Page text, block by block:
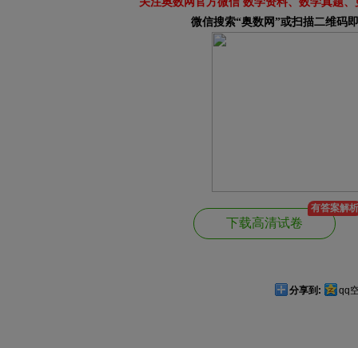
微信搜索“奥数网”或扫描二维码
下载高清试卷
有答案解析
分享到: qq